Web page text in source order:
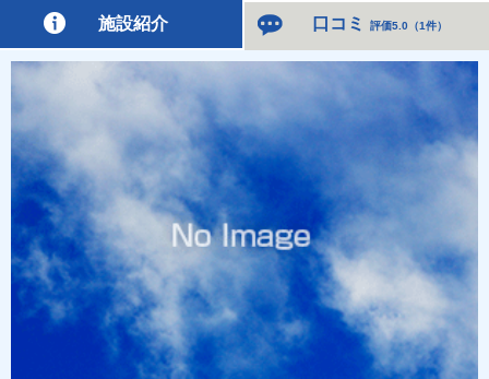
施設紹介 口コミ 評価5.0 （1件）